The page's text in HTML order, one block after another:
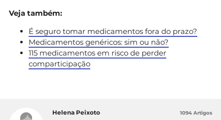
Veja também:
É seguro tomar medicamentos fora do prazo?
Medicamentos genéricos: sim ou não?
115 medicamentos em risco de perder
comparticipação
Helena Peixoto 1094 Artigos